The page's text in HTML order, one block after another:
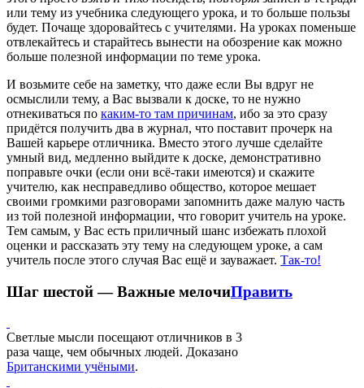
или тему из учебника следующего урока, и то больше пользы
будет. Почаще здоровайтесь с учителями. На уроках поменьше
отвлекайтесь и старайтесь вынести на обозрение как можно
больше полезной информации по теме урока.
И возьмите себе на заметку, что даже если Вы вдруг не
осмыслили тему, а Вас вызвали к доске, то не нужно
отнекиваться по каким-то там причинам, ибо за это сразу
придётся получить два в журнал, что поставит прочерк на
Вашей карьере отличника. Вместо этого лучше сделайте
умный вид, медленно выйдите к доске, демонстративно
поправьте очки (если они всё-таки имеются) и скажите
учителю, как несправедливо общество, которое мешает
своими громкими разговорами запомнить даже малую часть
из той полезной информации, что говорит учитель на уроке.
Тем самым, у Вас есть приличный шанс избежать плохой
оценки и рассказать эту тему на следующем уроке, а сам
учитель после этого случая Вас ещё и зауважает. Так-то!
Шаг шестой — Важные мелочиПравить
Светлые мысли посещают отличников в 3
раза чаще, чем обычных людей. Доказано
Британскими учёными.